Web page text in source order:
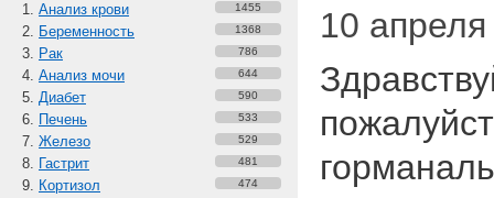
Анализ крови 1455
Беременность 1368
Рак 786
Анализ мочи 644
Диабет 590
Печень 533
Железо 529
Гастрит 481
Кортизол 474
10